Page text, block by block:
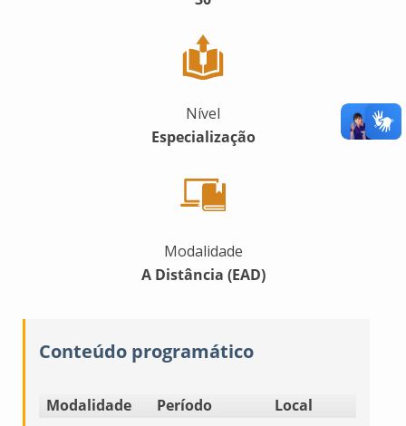
Nível
Especialização
Modalidade
A Distância (EAD)
Conteúdo programático
Modalidade Período Local